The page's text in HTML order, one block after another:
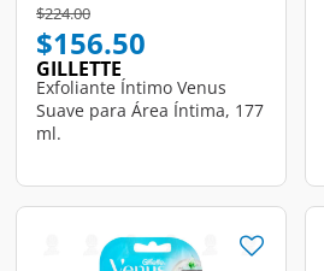
Price reduced from
$224.00to
$156.50
GILLETTE
Exfoliante Íntimo Venus
Suave para Área Íntima, 177
ml.